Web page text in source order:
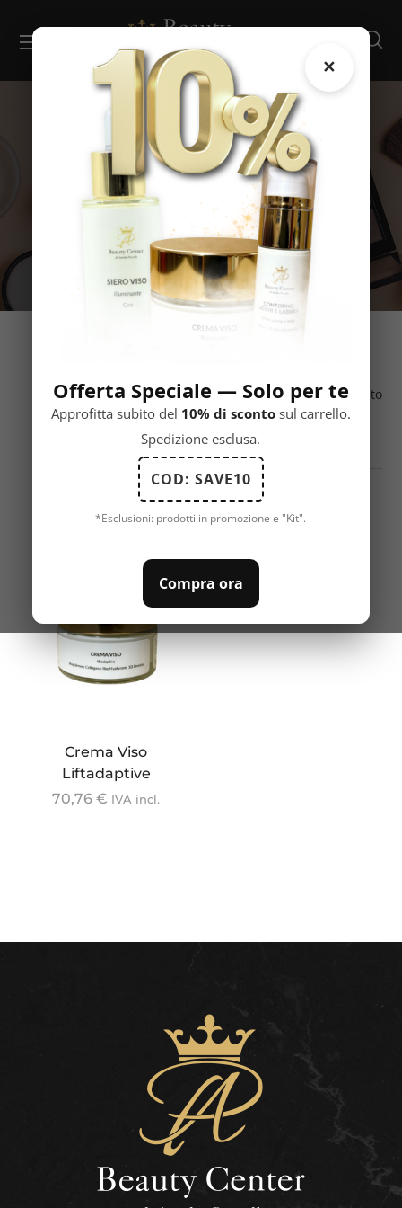
Offerta Speciale — Solo per te
Approfitta subito del 10% di scontosul carrello.
Spedizione esclusa.
COD: SAVE10
*Esclusioni: prodotti in promozione e "Kit".
Compra ora
✕
SHOP
PRODOTTI TAGGATI “LIFTING”
Visualizzazione del risultato
Crema Viso
Liftadaptive
70,76€ IVA incl.